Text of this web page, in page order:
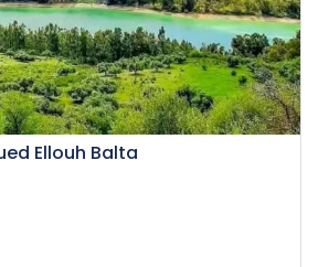
Ellouh Balta